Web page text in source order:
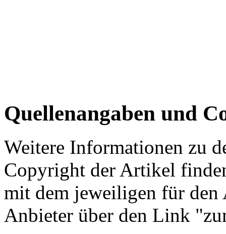
Quellenangaben und
Weitere Informationen zu
Copyright der Artikel
mit dem jeweiligen für
Anbieter über den Link